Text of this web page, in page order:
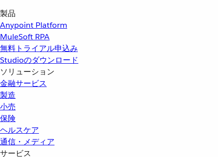
製品
Anypoint Platform
MuleSoft RPA
無料トライアル申込み
Studioのダウンロード
ソリューション
金融サービス
製造
小売
保険
ヘルスケア
通信・メディア
サービス